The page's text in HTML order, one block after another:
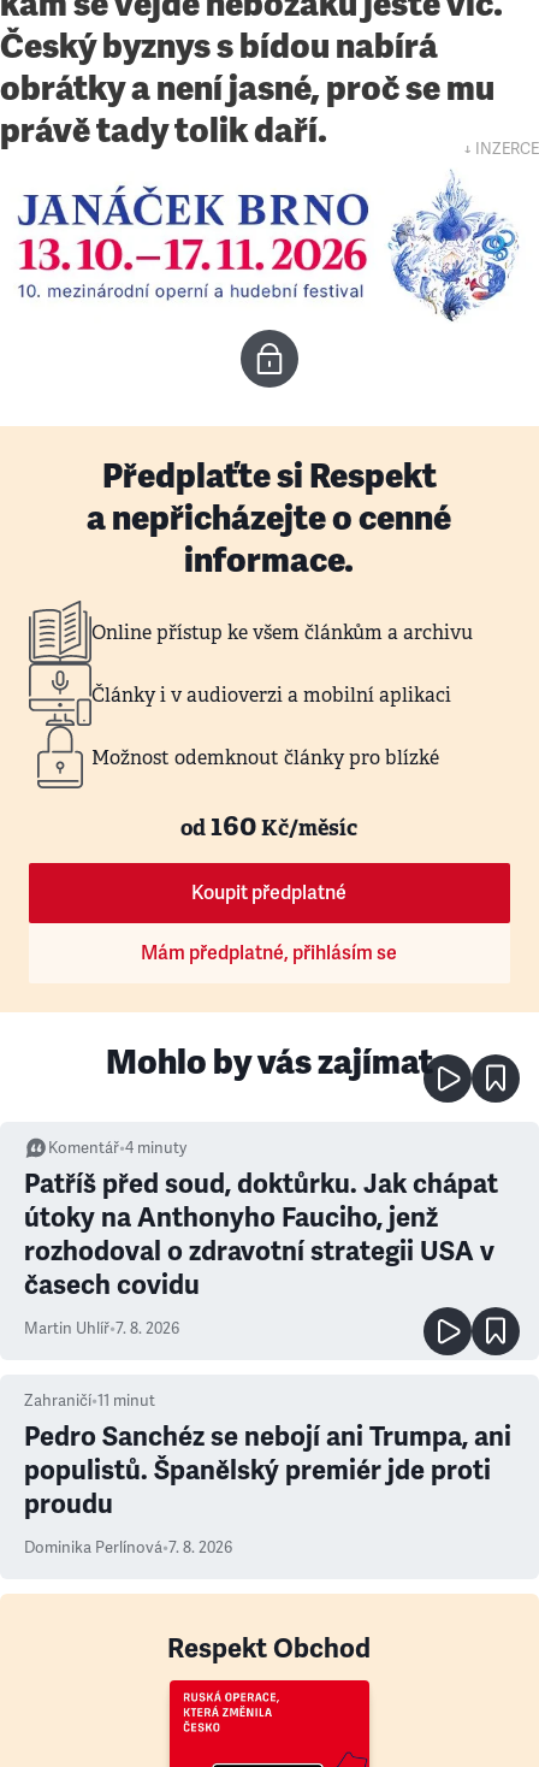
Český byznys s bídou nabírá
obrátky a není jasné, proč se mu
právě tady tolik daří.
↓ INZERCE
Předplaťte si Respekt
a nepřicházejte o cenné
informace.
Online přístup ke všem článkům a archivu
Články i v audioverzi a mobilní aplikaci
Možnost odemknout články pro blízké
od160Kč/měsíc
Koupit předplatné
Mám předplatné, přihlásím se
Mohlo by vás zajímat
Komentář•4 minuty
Patříš před soud, doktůrku. Jak chápat
útoky na Anthonyho Fauciho, jenž
rozhodoval o zdravotní strategii USA v
časech covidu
Martin Uhlíř•7. 8. 2026
Zahraničí•11 minut
Pedro Sanchéz se nebojí ani Trumpa, ani
populistů. Španělský premiér jde proti
proudu
Dominika Perlínová•7. 8. 2026
Respekt Obchod